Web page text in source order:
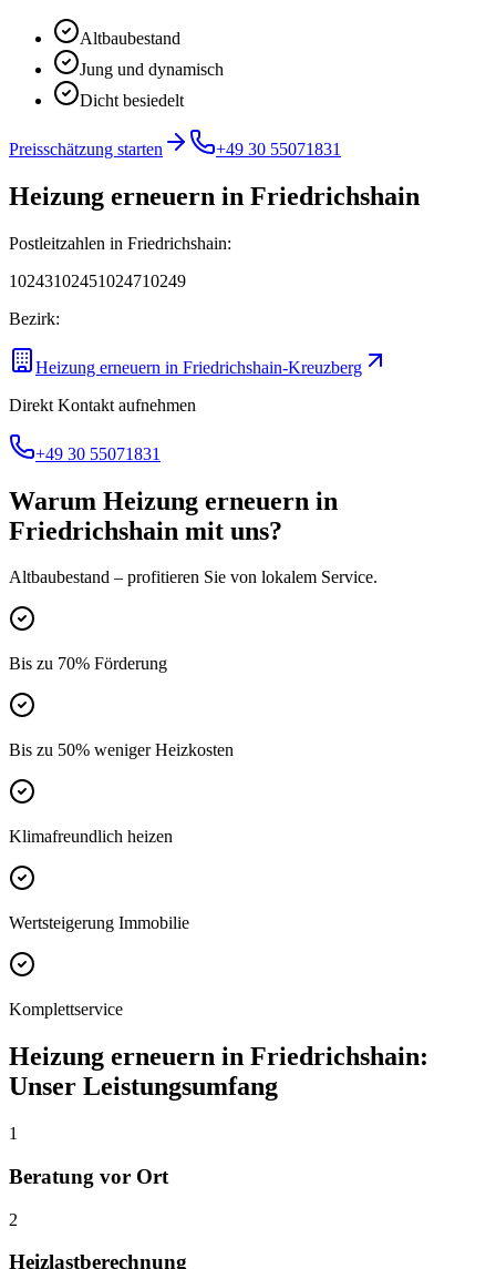
Altbaubestand
Jung und dynamisch
Dicht besiedelt
Preisschätzung starten +49 30 55071831
Heizung erneuern in Friedrichshain
Postleitzahlen in Friedrichshain:
10243102451024710249
Bezirk:
Heizung erneuern in Friedrichshain-Kreuzberg
Direkt Kontakt aufnehmen
+49 30 55071831
Warum Heizung erneuern in
Friedrichshain mit uns?
Altbaubestand – profitieren Sie von lokalem Service.
Bis zu 70% Förderung
Bis zu 50% weniger Heizkosten
Klimafreundlich heizen
Wertsteigerung Immobilie
Komplettservice
Heizung erneuern in Friedrichshain:
Unser Leistungsumfang
1
Beratung vor Ort
2
Heizlastberechnung